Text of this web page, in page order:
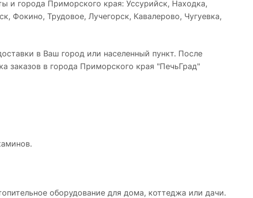
и города Приморского края: Уссурийск, Находка,
Фокино, Трудовое, Лучегорск, Кавалерово, Чугуевка,
в Ваш город или населенный пункт. После
заказов в города Приморского края "ПечьГрад"
оборудование для дома, коттеджа или дачи.